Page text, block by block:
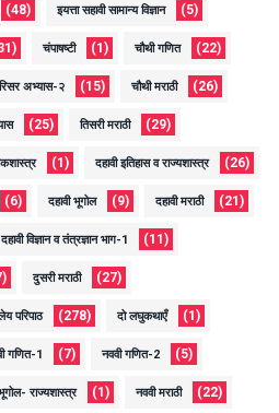
(48) इयत्ता सहावी सामान्य विज्ञान (5)
चंपाषष्टी (1) चौथी गणित (22)
अभ्यास-२ (15) चौथी मराठी (26)
(25) तिसरी मराठी (29)
(1) दहावी इतिहास व राज्यशास्त्र (26)
(6) दहावी भूगोल (9) दहावी मराठी (21)
दहावी विज्ञान व तंत्रज्ञान भाग-1 (11)
दुसरी मराठी (27)
परिपाठ (278) दो लघुकथाएँ (1)
गणित-1 (7) नववी गणित-2 (5)
राज्यशास्त्र (1) नववी मराठी (22)